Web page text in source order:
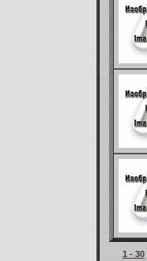
1 - 30